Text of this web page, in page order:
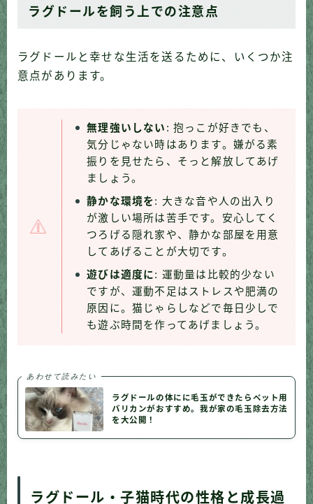
ラグドールを飼う上での注意点
ラグドールと幸せな生活を送るために、いくつか注
意点があります。
無理強いしない : 抱っこが好きでも、
気分じゃない時はあります。嫌がる素
振りを見せたら、そっと解放してあげ
ましょう。
静かな環境を: 大きな音や人の出入り
が激しい場所は苦手です。安心してく
つろげる隠れ家や、静かな部屋を用意
してあげることが大切です。
遊びは適度に: 運動量は比較的少ない
ですが、運動不足はストレスや肥満の
原因に。猫じゃらしなどで毎日少しで
も遊ぶ時間を作ってあげましょう。
あわせて読みたい
ラグドールの体にに毛玉ができたらペット用
バリカンがおすすめ。我が家の毛玉除去方法
を大公開！
ラグドール・子猫時代の性格と成長過